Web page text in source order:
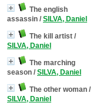
The english
assassin / SILVA, Daniel
The kill artist /
SILVA, Daniel
The marching
season / SILVA, Daniel
The other woman /
SILVA, Daniel